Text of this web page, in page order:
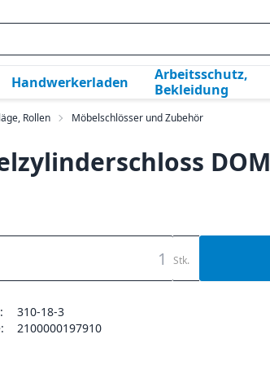
Handwerkerladen
Arbeitsschutz,
Bekleidung
Rollen Möbelschlösser und Zubehör
DOM
Stk.
310-18-3
2100000197910